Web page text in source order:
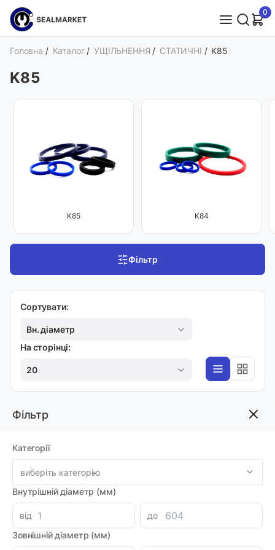
0
Фільтр
Категорії
виберіть категорію
Внутрішній діаметр (мм)
від
до
Зовнішній діаметр (мм)
Головна / Каталог /УЩІЛЬНЕННЯ / СТАТИЧНІ / K85
K85
K85 K84
Фільтр
Сортувати:
Вн. діаметр
На сторінці:
20
101.02 грн
K85